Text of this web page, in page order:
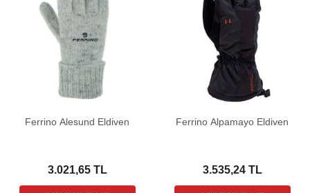
Ferrino Alesund Eldiven
3.021,65 TL
Ferrino Alpamayo Eldiven
3.535,24 TL